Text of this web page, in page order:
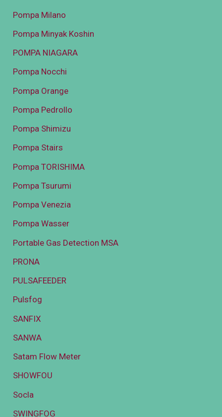
Pompa Milano
Pompa Minyak Koshin
POMPA NIAGARA
Pompa Nocchi
Pompa Orange
Pompa Pedrollo
Pompa Shimizu
Pompa Stairs
Pompa TORISHIMA
Pompa Tsurumi
Pompa Venezia
Pompa Wasser
Portable Gas Detection MSA
PRONA
PULSAFEEDER
Pulsfog
SANFIX
SANWA
Satam Flow Meter
SHOWFOU
Socla
SWINGFOG